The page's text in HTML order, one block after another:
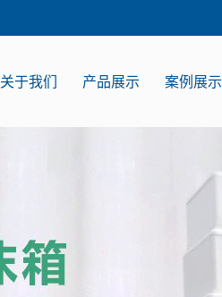
关于我们 产品展示 案例展示